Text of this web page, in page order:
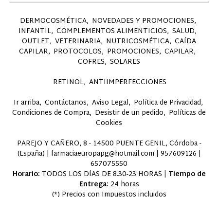
DERMOCOSMÉTICA NOVEDADES Y PROMOCIONES
INFANTIL COMPLEMENTOS ALIMENTICIOS SALUD
OUTLET VETERINARIA NUTRICOSMÉTICA CAÍDA
CAPILAR PROTOCOLOS PROMOCIONES CAPILAR
COFRES SOLARES
RETINOL ANTIIMPERFECCIONES
Ir arriba Contáctanos Aviso Legal Política de Privacidad
Condiciones de Compra Desistir de un pedido Políticas de
Cookies
PAREJO Y CAÑERO, 8 - 14500 PUENTE GENIL, Córdoba -
(España) | farmaciaeuropapg@hotmail.com | 957609126 |
657075550
Horario: TODOS LOS DÍAS DE 8.30-23 HORAS | Tiempo de
Entrega: 24 horas